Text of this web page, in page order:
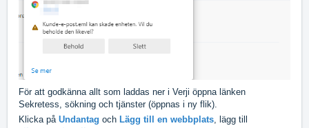
För att godkänna allt som laddas ner i Verji öppna länken
Sekretess, sökning och tjänster (öppnas i ny flik).
Klicka på Undantag och Lägg till en webbplats, lägg till